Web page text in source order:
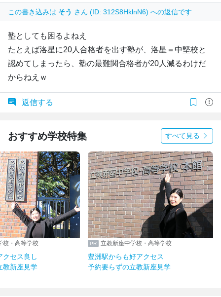
この書き込みは そう さん (ID: 312S8HklnN6) への返信です
塾としても困るよねえ
たとえば洛星に20人合格者を出す塾が、洛星＝中堅校と
認めてしまったら、塾の最難関合格者が20人減るわけだ
からねえｗ
返信する
おすすめ学校特集 すべて見る
校・高等学校
クセス良し
教新座見学
立教新座中学校・高等学校
豊洲駅からも好アクセス
予約要らずの立教新座見学